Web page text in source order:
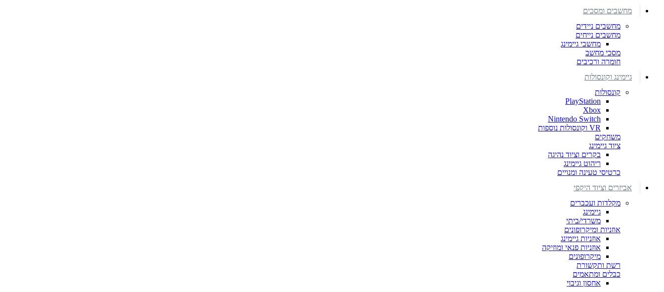
מחשבים ומסכים
מחשבים ניידים
מחשבים נייחים
מחשבי גיימינג
מסכי מחשב
חומרה ורכיבים
גיימינג וקונסולות
קונסולות
PlayStation
Xbox
Nintendo Switch
VR וקונסולות נוספות
משחקים
ציוד גיימינג
בקרים וציוד נהיגה
ריהוט גיימינג
כרטיסי טעינה ומנויים
אביזרים וציוד היקפי
מקלדות ועכברים
גיימינג
משרדי/ביתי
אוזניות ומיקרופונים
אוזניות גיימינג
אוזניות פנאי ומוזיקה
מיקרופונים
רשת ותקשורת
כבלים ומתאמים
אחסון וגיבוי